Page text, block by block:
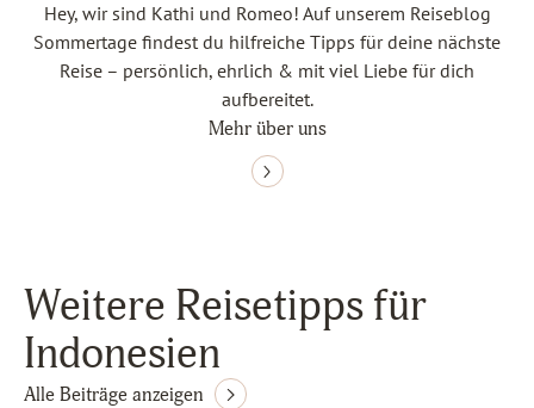
Hey, wir sind Kathi und Romeo! Auf unserem Reiseblog
Sommertage findest du hilfreiche Tipps für deine nächste
Reise – persönlich, ehrlich & mit viel Liebe für dich
aufbereitet.
Mehr über uns
Weitere Reisetipps für
Indonesien
Alle Beiträge anzeigen